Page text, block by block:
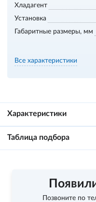
Хладагент
Установка
Габаритные размеры, мм
Все характеристики
Характеристики
Таблица подбора
Позвоните по